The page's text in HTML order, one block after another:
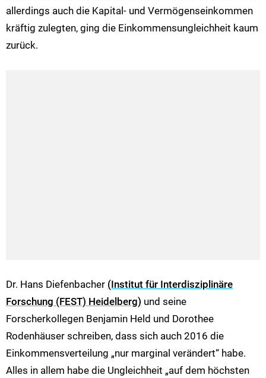
allerdings auch die Kapital- und Vermögenseinkommen
kräftig zulegten, ging die Einkommensungleichheit kaum
zurück.
Dr. Hans Diefenbacher (Institut für Interdisziplinäre
Forschung (FEST) Heidelberg) und seine
Forscherkollegen Benjamin Held und Dorothee
Rodenhäuser schreiben, dass sich auch 2016 die
Einkommensverteilung „nur marginal verändert“ habe.
Alles in allem habe die Ungleichheit „auf dem höchsten